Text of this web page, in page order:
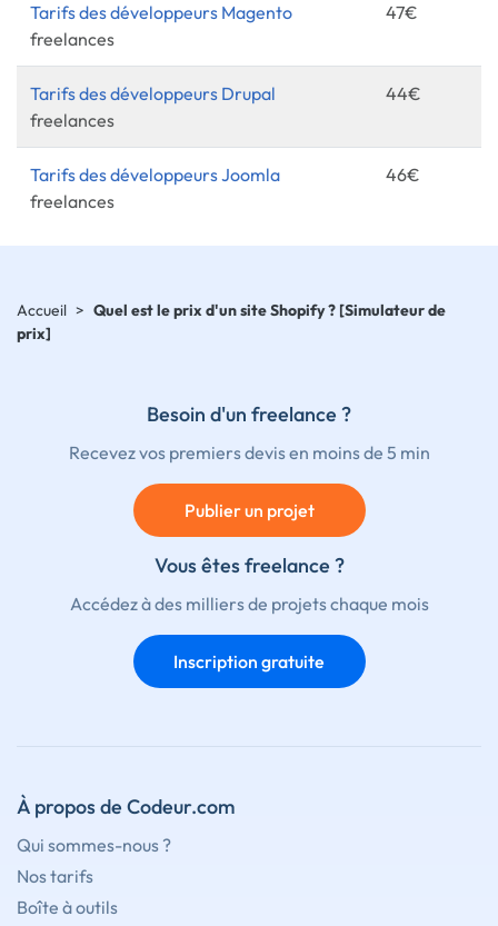
Tarifs des développeurs Magento
freelances
47€
Tarifs des développeurs Drupal
freelances
44€
Tarifs des développeurs Joomla
freelances
46€
Accueil > Quel est le prix d'un site Shopify ? [Simulateur de
prix]
Besoin d'un freelance ?
Recevez vos premiers devis en moins de 5 min
Publier un projet
Vous êtes freelance ?
Accédez à des milliers de projets chaque mois
Inscription gratuite
À propos de Codeur.com
Qui sommes-nous ?
Nos tarifs
Boîte à outils